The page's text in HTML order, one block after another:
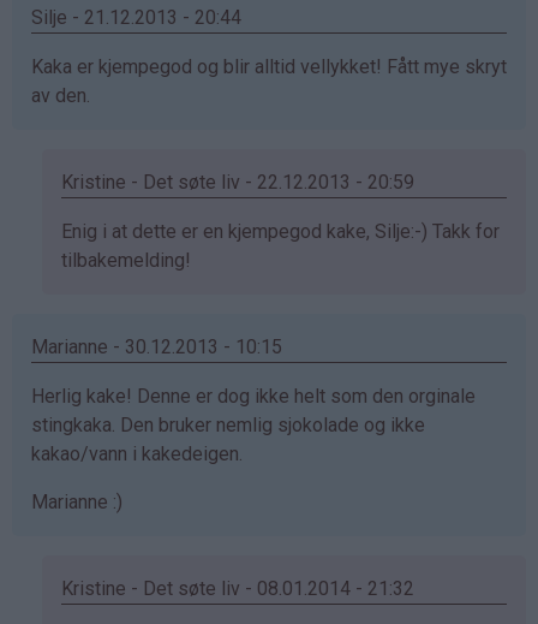
(ikke
Silje - 21.12.2013 - 20:44
Kaka er kjempegod og blir alltid vellykket! Fått mye skryt
av den.
Kristine - Det søte liv - 22.12.2013 - 20:59
Som
svar
Silje
bekreftet)
Enig i at dette er en kjempegod kake, Silje:-) Takk for
tilbakemelding!
Marianne - 30.12.2013 - 10:15
Herlig kake! Denne er dog ikke helt som den orginale
stingkaka. Den bruker nemlig sjokolade og ikke
kakao/vann i kakedeigen.
Marianne :)
Kristine - Det søte liv - 08.01.2014 - 21:32